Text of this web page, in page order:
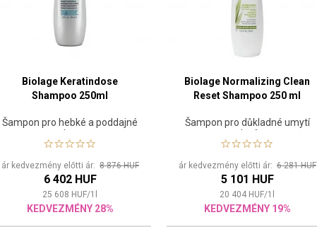
Biolage Keratindose
Shampoo 250ml
Šampon pro hebké a poddajné
vlasy
ár kedvezmény előtti ár: 8 876 HUF
6 402 HUF
25 608 HUF/1
KEDVEZMÉNY 28%
Biolage Normalizing Clean
Reset Shampoo 250 ml
Šampon pro důkladné umytí
vlasů
ár kedvezmény előtti ár:6 281 HUF
5 101 HUF
20 404 HUF/1
KEDVEZMÉNY 19%